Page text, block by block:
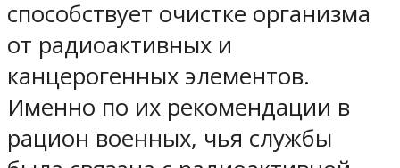
способствует очистке организма
от радиоактивных и
канцерогенных элементов.
Именно по их рекомендации в
рацион военных, чья службы